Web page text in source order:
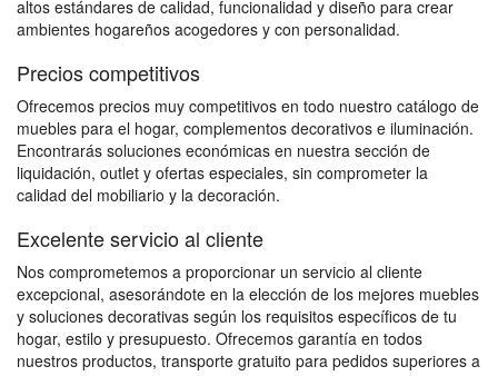
altos estándares de calidad, funcionalidad y diseño para crear
ambientes hogareños acogedores y con personalidad.
Precios competitivos
Ofrecemos precios muy competitivos en todo nuestro catálogo de
muebles para el hogar, complementos decorativos e iluminación.
Encontrarás soluciones económicas en nuestra sección de
liquidación, outlet y ofertas especiales, sin comprometer la
calidad del mobiliario y la decoración.
Excelente servicio al cliente
Nos comprometemos a proporcionar un servicio al cliente
excepcional, asesorándote en la elección de los mejores muebles
y soluciones decorativas según los requisitos específicos de tu
hogar, estilo y presupuesto. Ofrecemos garantía en todos
nuestros productos, transporte gratuito para pedidos superiores a